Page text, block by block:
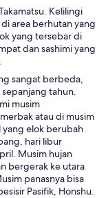
Kelilingi
area berhutan yang
yang tersebar di
dan sashimi yang
sangat berbeda,
tahun.
musim
atau di musim
elok berubah
hari libur
Musim hujan
bergerak ke utara
panasnya bisa
Pasifik, Honshu.